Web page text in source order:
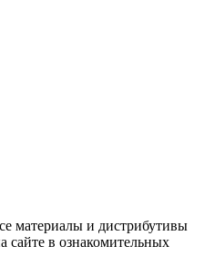
материалы и дистрибутивы
сайте в ознакомительных